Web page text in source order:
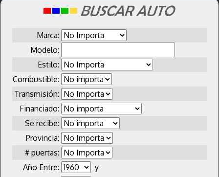
Marca:
Modelo:
Estilo:
Combustible:
Transmisión:
Financiado:
Se recibe:
Provincia:
# puertas:
Año Entre:
y